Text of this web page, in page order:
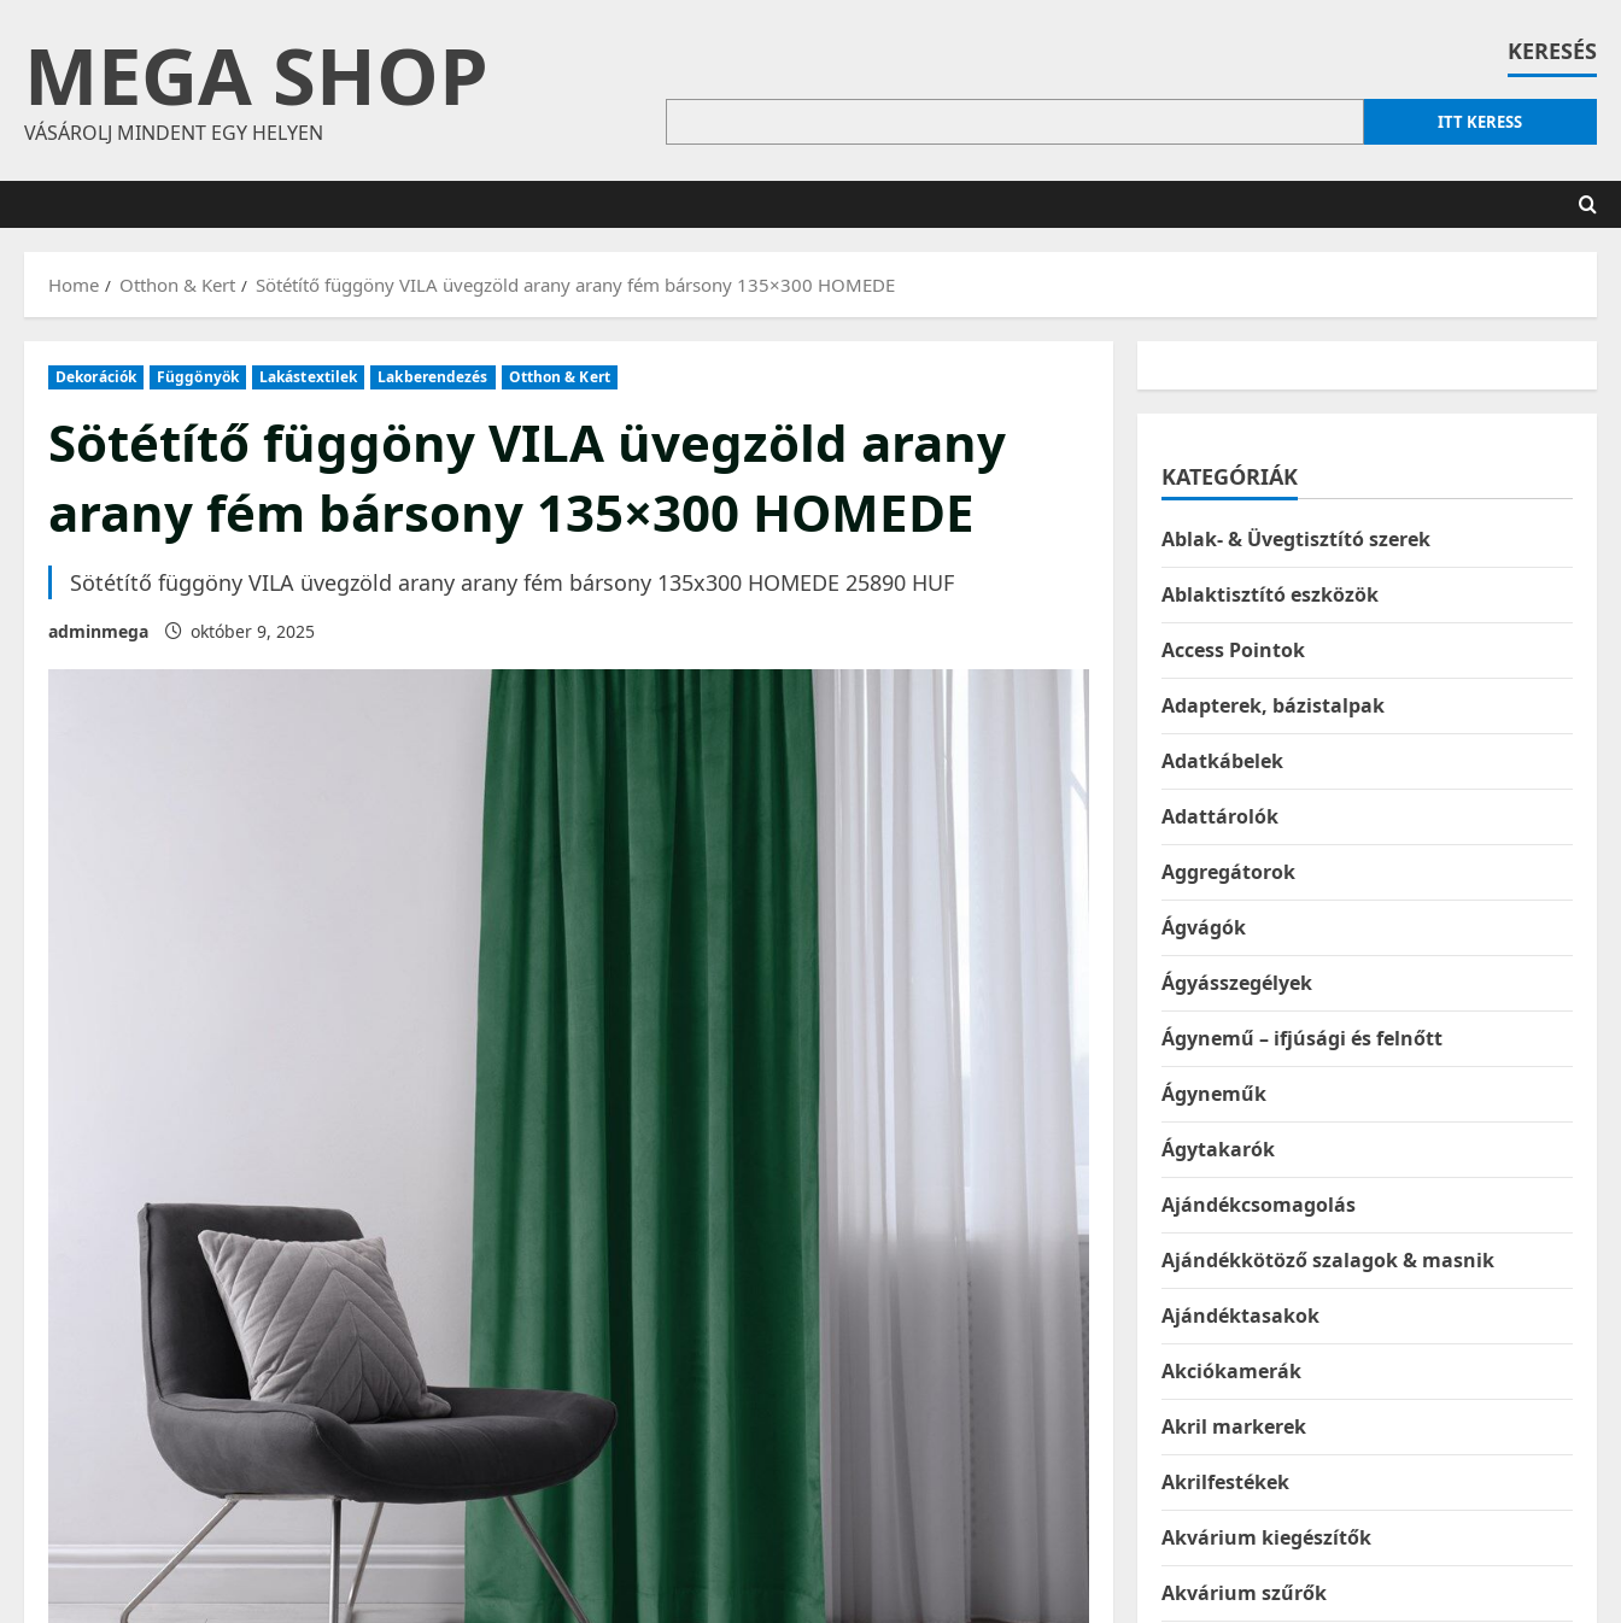
content
MEGA SHOP
VÁSÁROLJ MINDENT EGY HELYEN
KERESÉS
ITT KERESS
Home Otthon & Kert Sötétítő függöny VILA üvegzöld arany arany fém bársony 135×300 HOMEDE
Dekorációk Függönyök Lakástextilek Lakberendezés Otthon & Kert
Sötétítő függöny VILA üvegzöld arany
arany fém bársony 135×300 HOMEDE
Sötétítő függöny VILA üvegzöld arany arany fém bársony 135x300 HOMEDE 25890 HUF
adminmega október 9, 2025
KATEGÓRIÁK
Ablak- & Üvegtisztító szerek
Ablaktisztító eszközök
Access Pointok
Adapterek, bázistalpak
Adatkábelek
Adattárolók
Aggregátorok
Ágvágók
Ágyásszegélyek
Ágynemű – ifjúsági és felnőtt
Ágyneműk
Ágytakarók
Ajándékcsomagolás
Ajándékkötöző szalagok & masnik
Ajándéktasakok
Akciókamerák
Akril markerek
Akrilfestékek
Akvárium kiegészítők
Akvárium szűrők